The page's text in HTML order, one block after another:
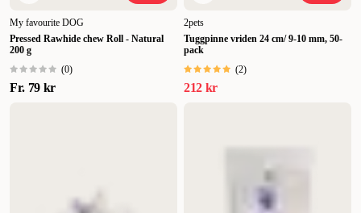
My favourite DOG
Pressed Rawhide chew Roll - Natural
200 g
(0)
Fr. 79 kr
2pets
Tuggpinne vriden 24 cm/ 9-10 mm, 50-
pack
(2)
212 kr